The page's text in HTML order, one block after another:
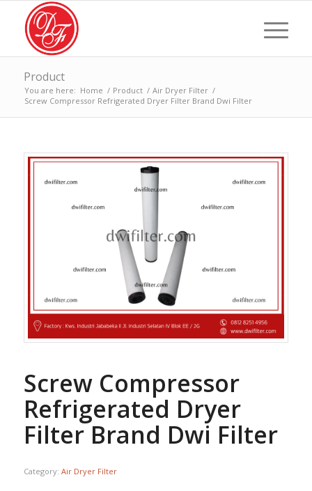
Product
You are here: Home / Product / Air Dryer Filter /
Screw Compressor Refrigerated Dryer Filter Brand Dwi Filter
Screw Compressor
Refrigerated Dryer
Filter Brand Dwi Filter
Category: Air Dryer Filter